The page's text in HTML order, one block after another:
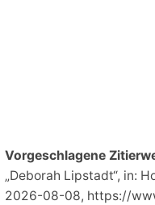
Vorgeschlagene
„Deborah Lipstadt“, in:
2026-08-08, https://